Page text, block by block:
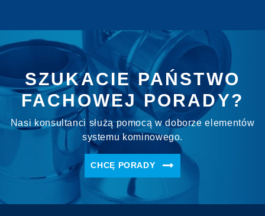
SZUKACIE PAŃSTWO
FACHOWEJ PORADY?
Nasi konsultanci służą pomocą w doborze elementów
systemu kominowego.
CHCĘ PORADY